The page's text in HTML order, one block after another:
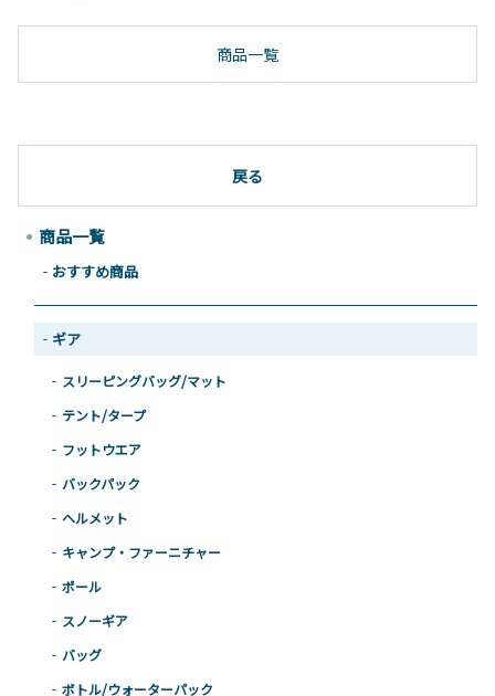
商品一覧
戻る
商品一覧
おすすめ商品
ギア
スリーピングバッグ/マット
テント/タープ
フットウエア
バックパック
ヘルメット
キャンプ・ファーニチャー
ポール
スノーギア
バッグ
ボトル/ウォーターパック